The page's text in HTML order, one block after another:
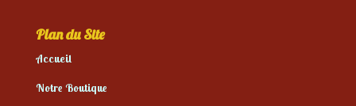
Plan du Site
Accueil
Notre Boutique